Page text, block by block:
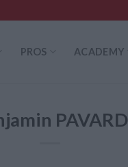
PROS ACADEMY
PAVARD